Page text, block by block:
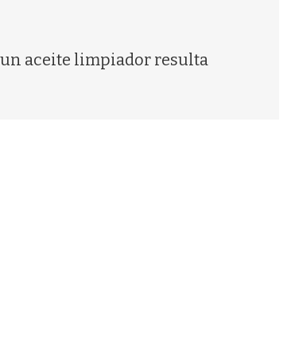
aceite limpiador resulta